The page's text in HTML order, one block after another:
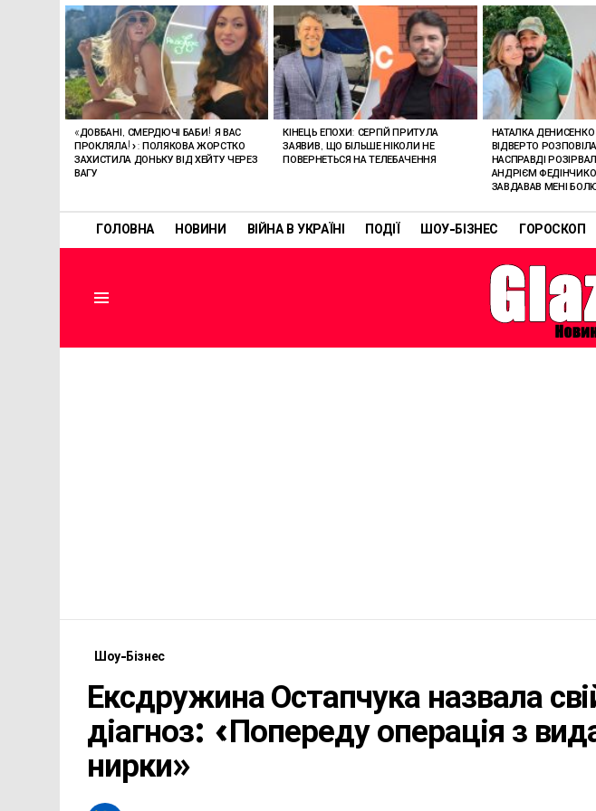
ГОЛОВНА НОВИНИ ВІЙНА В УКРАЇНІ ПОДІЇ ШОУ-БІЗНЕС ГОРОСКОП
ОСТАННІ
СТАТТІ
«ДОВБАНІ, СМЕРДЮЧІ БАБИ! Я ВАС
ПРОКЛЯЛА!»: ПОЛЯКОВА ЖОРСТКО
ЗАХИСТИЛА ДОНЬКУ ВІД ХЕЙТУ ЧЕРЕЗ
ВАГУ
КІНЕЦЬ ЕПОХИ: СЕРГІЙ ПРИТУЛА
ЗАЯВИВ, ЩО БІЛЬШЕ НІКОЛИ НЕ
ПОВЕРНЕТЬСЯ НА ТЕЛЕБАЧЕННЯ
НАТАЛКА
ВІДВЕРТО
НАСПРАВДІ
АНДРІЄМ
ЗАВДАВАВ МЕНІ
Шоу-Бізнес
Ексдружина Остапчука назвала
діагноз: «Попереду операція з
нирки»